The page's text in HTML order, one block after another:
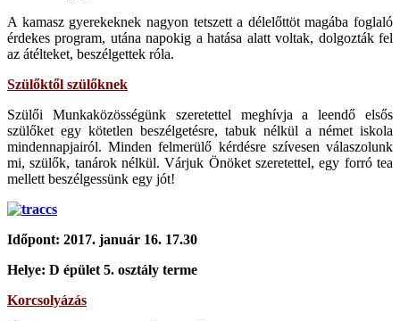
A kamasz gyerekeknek nagyon tetszett a délelőttöt magába foglaló
érdekes program, utána napokig a hatása alatt voltak, dolgozták fel
az átélteket, beszélgettek róla.
Szülőktől szülőknek
Szülői Munkaközösségünk szeretettel meghívja a leendő elsős
szülőket egy kötetlen beszélgetésre, tabuk nélkül a német iskola
mindennapjairól. Minden felmerülő kérdésre szívesen válaszolunk
mi, szülők, tanárok nélkül. Várjuk Önöket szeretettel, egy forró tea
mellett beszélgessünk egy jót!
Időpont: 2017. január 16. 17.30
Helye: D épület 5. osztály terme
Korcsolyázás